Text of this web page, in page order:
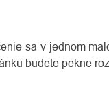
sa v jednom
budete pekne